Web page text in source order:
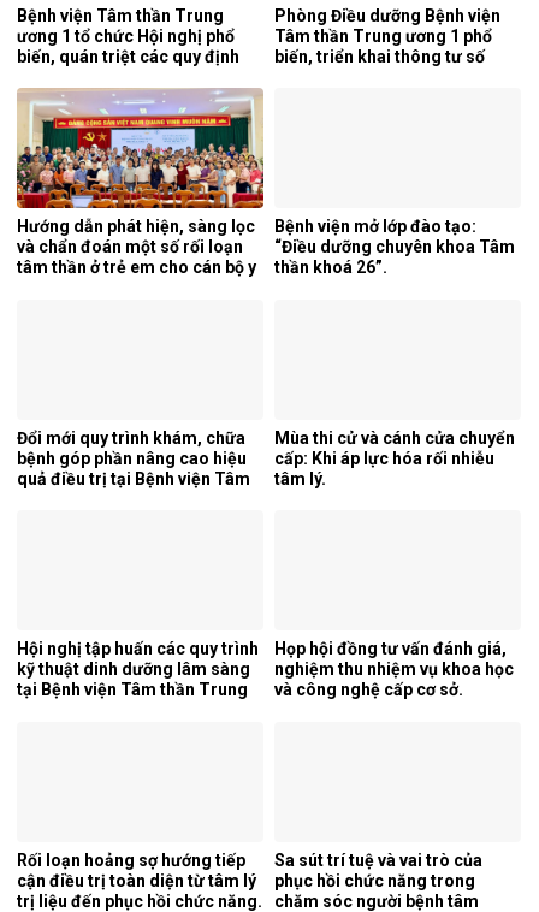
Bệnh viện Tâm thần Trung
ương 1 tổ chức Hội nghị phổ
biến, quán triệt các quy định
Phòng Điều dưỡng Bệnh viện
Tâm thần Trung ương 1 phổ
biến, triển khai thông tư số
Hướng dẫn phát hiện, sàng lọc
và chẩn đoán một số rối loạn
tâm thần ở trẻ em cho cán bộ y
Bệnh viện mở lớp đào tạo:
“Điều dưỡng chuyên khoa Tâm
thần khoá 26”.
Đổi mới quy trình khám, chữa
bệnh góp phần nâng cao hiệu
quả điều trị tại Bệnh viện Tâm
Mùa thi cử và cánh cửa chuyển
cấp: Khi áp lực hóa rối nhiễu
tâm lý.
Hội nghị tập huấn các quy trình
kỹ thuật dinh dưỡng lâm sàng
tại Bệnh viện Tâm thần Trung
Họp hội đồng tư vấn đánh giá,
nghiệm thu nhiệm vụ khoa học
và công nghệ cấp cơ sở.
Rối loạn hoảng sợ hướng tiếp
cận điều trị toàn diện từ tâm lý
trị liệu đến phục hồi chức năng.
Sa sút trí tuệ và vai trò của
phục hồi chức năng trong
chăm sóc người bệnh tâm